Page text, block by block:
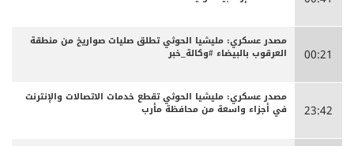
00:21
مصدر عسكري: مليشيا الحوثي تطلق صليات صواريخ من منطقة
العرقوب بالبيضاء #وكالة_خبر
23:42
مصدر عسكري: مليشيا الحوثي تقطع خدمات الاتصالات والإنترنت
في أجزاء واسعة من محافظة مأرب